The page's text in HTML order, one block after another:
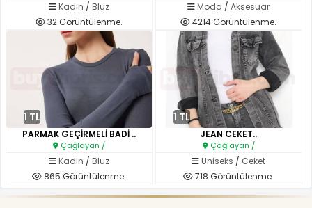
Kadın / Bluz
32 Görüntülenme.
Moda /Aksesuar
4214 Görüntülenme.
1 TL
PARMAK GEÇİRMELİ BADİ ..
Çağlayan /
Kadın / Bluz
865 Görüntülenme.
1 TL
JEAN CEKET..
Çağlayan /
Üniseks / Ceket
718 Görüntülenme.